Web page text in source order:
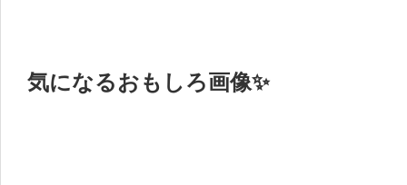
気になるおもしろ画像✨